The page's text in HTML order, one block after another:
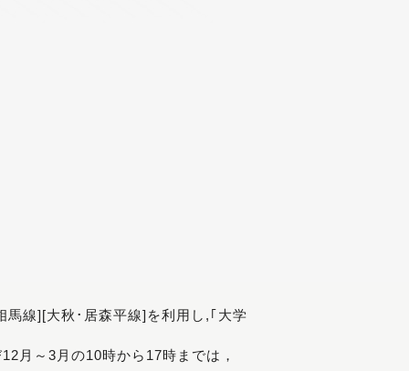
線][大秋･居森平線]を利用し,｢大学
月～3月の10時から17時までは，